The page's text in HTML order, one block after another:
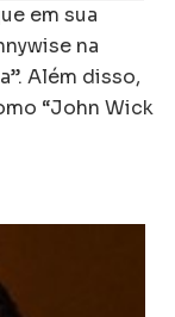
em sua
na
Além disso,
“John Wick